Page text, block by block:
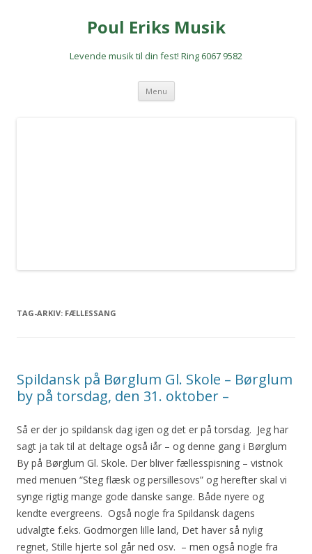
Poul Eriks Musik
Levende musik til din fest! Ring 6067 9582
Menu Hop
indhold
TAG-ARKIV: FÆLLESSANG
Spildansk på Børglum Gl. Skole – Børglum
by på torsdag, den 31. oktober –
Så er der jo spildansk dag igen og det er på torsdag. Jeg har
sagt ja tak til at deltage også iår – og denne gang i Børglum
By på Børglum Gl. Skole. Der bliver fællesspisning – vistnok
med menuen “Steg flæsk og persillesovs” og herefter skal vi
synge rigtig mange gode danske sange. Både nyere og
kendte evergreens. Også nogle fra Spildansk dagens
udvalgte f.eks. Godmorgen lille land, Det haver så nylig
regnet, Stille hjerte sol går ned osv. – men også nogle fra